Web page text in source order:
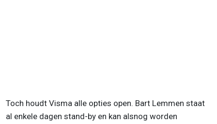
Toch houdt Visma alle opties open. Bart Lemmen staat
al enkele dagen stand-by en kan alsnog worden